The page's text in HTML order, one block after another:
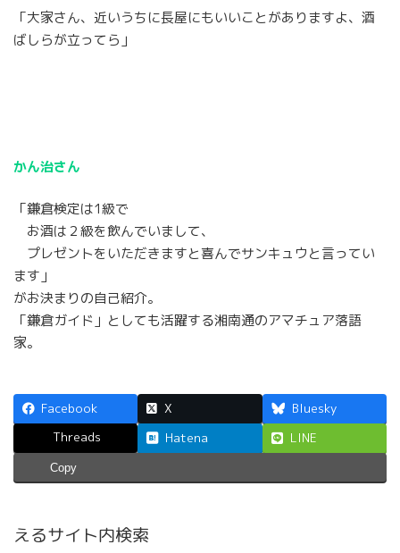
「大家さん、近いうちに長屋にもいいことがありますよ、酒
ばしらが立ってら」
かん治さん
「鎌倉検定は1級で
お酒は２級を飲んでいまして、
プレゼントをいただきますと喜んでサンキュウと言ってい
ます」
がお決まりの自己紹介。
「鎌倉ガイド」としても活躍する湘南通のアマチュア落語
家。
Facebook X
Bluesky
Threads
Hatena LINE
Copy
えるサイト内検索